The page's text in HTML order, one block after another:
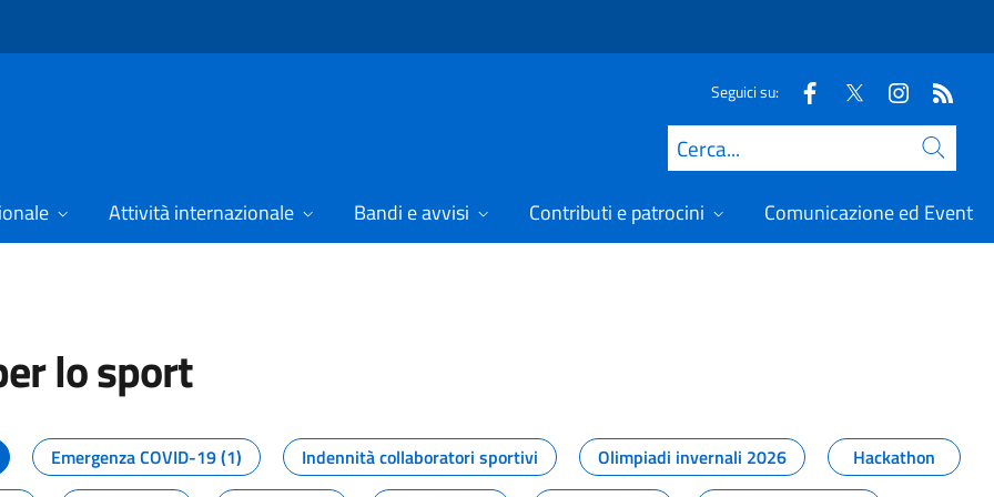
Seguici su:
Cerca
Attività internazionale Bandi e avvisi Contributi e patrocini Comunicazione ed Eventi
lo sport
dal Dipartimento per lo sport
Emergenza COVID-19 (1) Indennità collaboratori sportivi Olimpiadi invernali 2026
Hackathon